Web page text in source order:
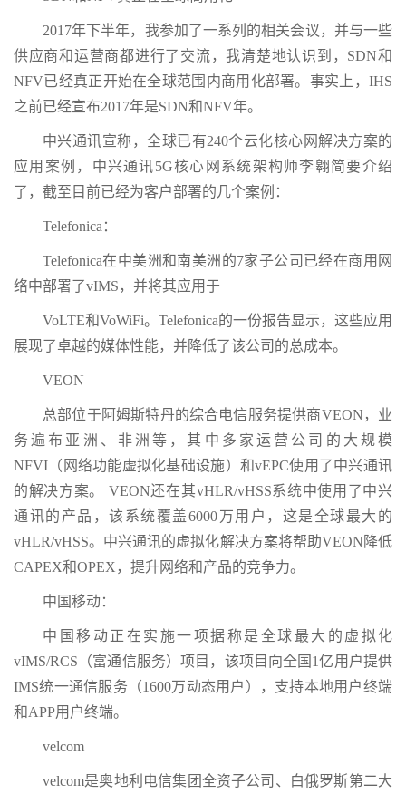
2017年下半年，我参加了一系列的相关会议，并与一些
供应商和运营商都进行了交流，我清楚地认识到，SDN和
NFV已经真正开始在全球范围内商用化部署。事实上，IHS
之前已经宣布2017年是SDN和NFV年。
中兴通讯宣称，全球已有240个云化核心网解决方案的
应用案例，中兴通讯5G核心网系统架构师李翱简要介绍
了，截至目前已经为客户部署的几个案例：
Telefonica：
Telefonica在中美洲和南美洲的7家子公司已经在商用网
络中部署了vIMS，并将其应用于
VoLTE和VoWiFi。Telefonica的一份报告显示，这些应用
展现了卓越的媒体性能，并降低了该公司的总成本。
VEON
总部位于阿姆斯特丹的综合电信服务提供商VEON，业
务遍布亚洲、非洲等，其中多家运营公司的大规模
NFVI（网络功能虚拟化基础设施）和vEPC使用了中兴通讯
的解决方案。 VEON还在其vHLR/vHSS系统中使用了中兴
通讯的产品，该系统覆盖6000万用户，这是全球最大的
vHLR/vHSS。中兴通讯的虚拟化解决方案将帮助VEON降低
CAPEX和OPEX，提升网络和产品的竞争力。
中国移动：
中国移动正在实施一项据称是全球最大的虚拟化
vIMS/RCS（富通信服务）项目，该项目向全国1亿用户提供
IMS统一通信服务（1600万动态用户），支持本地用户终端
和APP用户终端。
velcom
velcom是奥地利电信集团全资子公司、白俄罗斯第二大